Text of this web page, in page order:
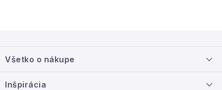
p
ä
Všetko o nákupe
Inšpirácia